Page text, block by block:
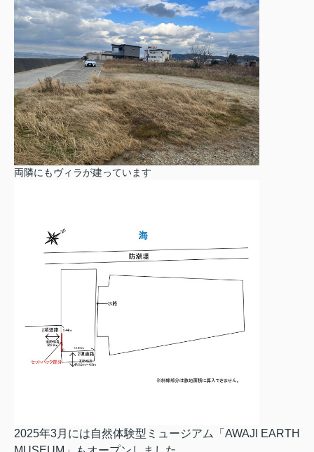
両隣にもヴィラが建っています
2025年3月には自然体験型ミュージアム「AWAJI EARTH